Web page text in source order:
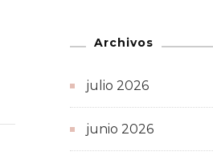
Archivos
julio 2026
junio 2026